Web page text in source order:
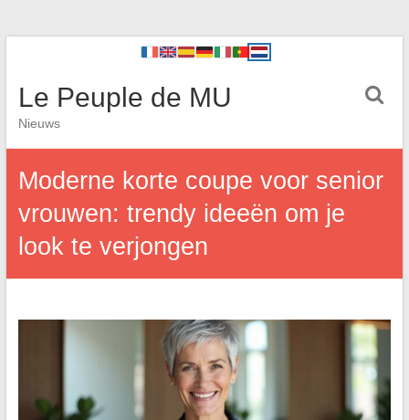
Le Peuple de MU
Nieuws
Moderne korte coupe voor senior
vrouwen: trendy ideeën om je
look te verjongen